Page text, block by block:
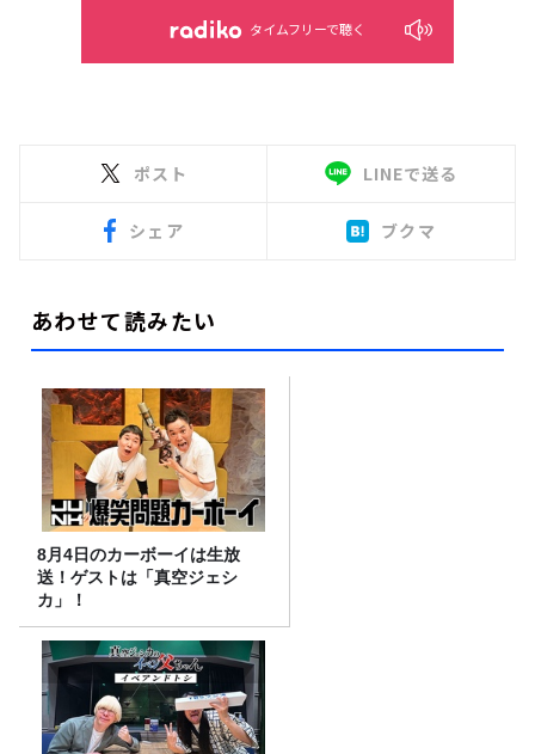
タイムフリーで聴く
ポスト LINEで送る
シェア ブクマ
あわせて読みたい
8月4日のカーボーイは生放
送！ゲストは「真空ジェシ
カ」！